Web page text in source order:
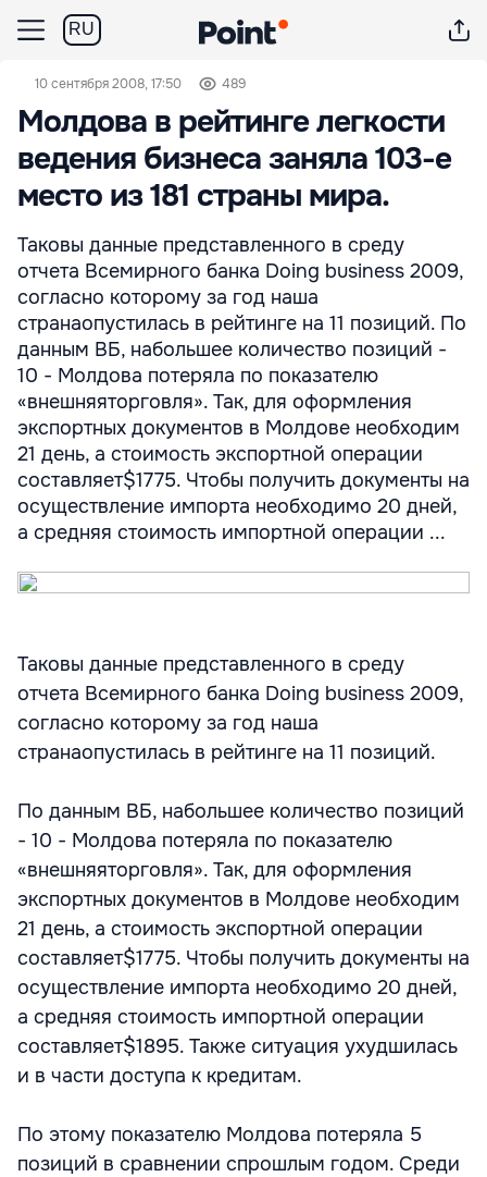
RU
10 сентября 2008, 17:50 489
Молдова в рейтинге легкости
ведения бизнеса заняла 103-е
место из 181 страны мира.
Таковы данные представленного в среду
отчета Всемирного банка Doing business 2009,
согласно которому за год наша
странаопустилась в рейтинге на 11 позиций. По
данным ВБ, набольшее количество позиций -
10 - Молдова потеряла по показателю
«внешняяторговля». Так, для оформления
экспортных документов в Молдове необходим
21 день, а стоимость экспортной операции
составляет$1775. Чтобы получить документы на
осуществление импорта необходимо 20 дней,
а средняя стоимость импортной операции ...
Таковы данные представленного в среду
отчета Всемирного банка Doing business 2009,
согласно которому за год наша
странаопустилась в рейтинге на 11 позиций.
По данным ВБ, набольшее количество позиций
- 10 - Молдова потеряла по показателю
«внешняяторговля». Так, для оформления
экспортных документов в Молдове необходим
21 день, а стоимость экспортной операции
составляет$1775. Чтобы получить документы на
осуществление импорта необходимо 20 дней,
а средняя стоимость импортной операции
составляет$1895. Также ситуация ухудшилась
и в части доступа к кредитам.
По этому показателю Молдова потеряла 5
позиций в сравнении спрошлым годом. Среди